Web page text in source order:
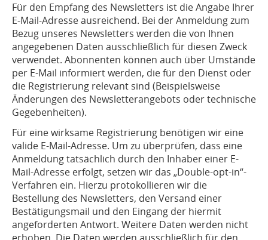
Für den Empfang des Newsletters ist die Angabe Ihrer
E-Mail-Adresse ausreichend. Bei der Anmeldung zum
Bezug unseres Newsletters werden die von Ihnen
angegebenen Daten ausschließlich für diesen Zweck
verwendet. Abonnenten können auch über Umstände
per E-Mail informiert werden, die für den Dienst oder
die Registrierung relevant sind (Beispielsweise
Änderungen des Newsletterangebots oder technische
Gegebenheiten).
Für eine wirksame Registrierung benötigen wir eine
valide E-Mail-Adresse. Um zu überprüfen, dass eine
Anmeldung tatsächlich durch den Inhaber einer E-
Mail-Adresse erfolgt, setzen wir das „Double-opt-in“-
Verfahren ein. Hierzu protokollieren wir die
Bestellung des Newsletters, den Versand einer
Bestätigungsmail und den Eingang der hiermit
angeforderten Antwort. Weitere Daten werden nicht